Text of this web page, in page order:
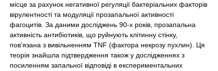
місце за рахунок негативної регуляції бактеріальних факторів
вірулентності та модуляції прозапальної активності
фагоцитів. За даними досліджень 90-х років, прозапальна
активність антибіотиків, що руйнують клітинну стінку,
пов’язана з вивільненням TNF (фактора некрозу пухлин). Ця
теорія знайшла підтвердження також у дослідженнях з
посиленням запальної відповіді в експериментальних